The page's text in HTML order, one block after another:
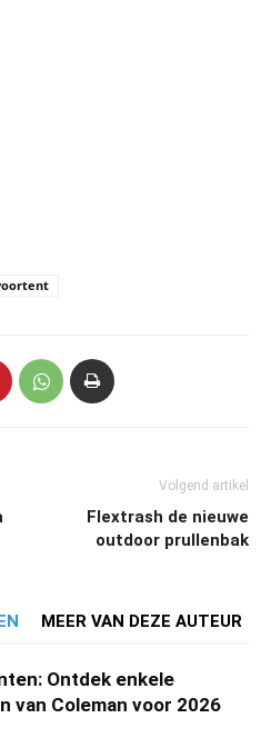
Volgend artikel
Flextrash de nieuwe
outdoor prullenbak
MEER VAN DEZE AUTEUR
Ontdek enkele
van Coleman voor 2026